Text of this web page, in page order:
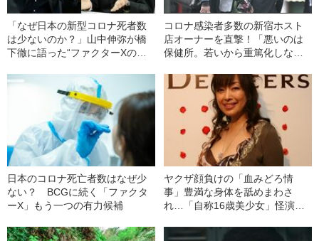
「なぜ日本の新型コロナ死者数
は少ないのか？」山中伸弥が橋
下徹に語った“ファクターXの存
コロナ感染者多数の新宿ホスト
店オーナーを直撃！「悪いのは
保健所。若いから重篤化しな
日本のコロナ死亡者数はなぜ少
ない？ BCGに続く「ファクタ
ーX」もう一つの有力候補
ヤクザ顔負けの「血みどろ情
事」豊満な身体を舐めまわさ
れ…「自称16歳美少女」怪演